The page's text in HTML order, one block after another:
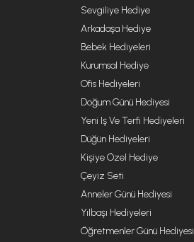
Sevgiliye Hediye
Arkadaşa Hediye
Bebek Hediyeleri
Kurumsal Hediye
Ofis Hediyeleri
Doğum Günü Hediyesi
Yeni Iş Ve Terfi Hediyeleri
Düğün Hediyeleri
Kişiye Özel Hediye
Çeyiz Seti
Anneler Günü Hediyesi
Yılbaşı Hediyeleri
Öğretmenler Günü Hediyesi